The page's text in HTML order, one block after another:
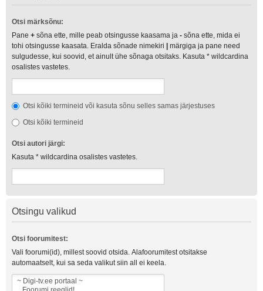
Otsi märksõnu:
Pane + sõna ette, mille peab otsingusse kaasama ja - sõna ette, mida ei
tohi otsingusse kaasata. Eralda sõnade nimekiri
märgiga ja pane need
sulgudesse, kui soovid, et ainult ühe sõnaga otsitaks. Kasuta * wildcardina
osalistes vastetes.
Otsi kõiki termineid või kasuta sõnu selles samas järjestuses
Otsi kõiki termineid
Otsi autori järgi:
Kasuta * wildcardina osalistes vastetes.
Otsingu valikud
Otsi foorumitest:
Vali foorumi(id), millest soovid otsida. Alafoorumitest otsitakse
automaatselt, kui sa seda valikut siin all ei keela.